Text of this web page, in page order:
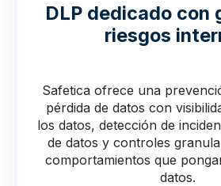
DLP dedicado con
riesgos
Safetica ofrece una
pérdida de datos con
los datos, detección de
de datos y controles
comportamientos que
datos.